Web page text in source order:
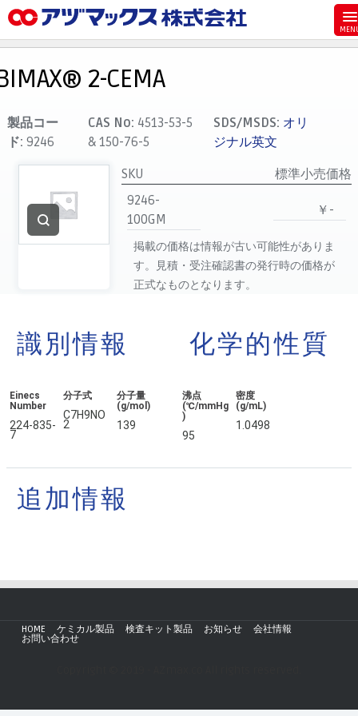
お気に入り
カート
マイアカウント
代理店一覧
支払い
2-CEMA
製品コー
ド: 9246
CAS No: 4513-53-5
& 150-76-5
SDS/MSDS: オリ
ジナル英文
SKU
標準小売価格
9246-
100GM
￥-
掲載の価格は情報が古い可能性がありま
す。見積・受注確認書の発行時の価格が
正式なものとなります。
識別情報
Einecs
Number
224-835-
7
分子式
C7H9NO
2
分子量
(g/mol)
139
化学的性質
沸点
(℃/mmHg
)
95
密度
(g/mL)
1.0498
追加情報
HOME ケミカル製品 検査キット製品 お知らせ
会社情報
お問い合わせ